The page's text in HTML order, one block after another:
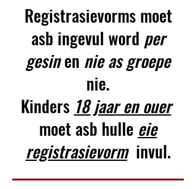
​Registrasievorms moet
asb ingevul word per
gesinen nie as groepe
nie.
Kinders 18 jaar en ouer
moet asb hulle eie
registrasievorminvul.